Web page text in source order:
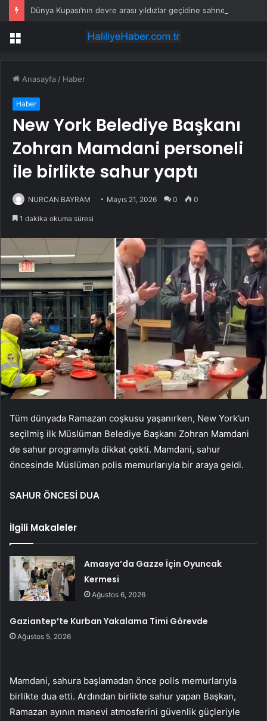
Dünya Kupası’nın devre arası yıldızlar geçidine sahne oldu
Menü
Anasayfa / Haber
Haber
New York Belediye Başkanı
Zohran Mamdani personeli
ile birlikte sahur yaptı
NURCAN BAYRAM Mayıs 21, 2026 0 0
1 dakika okuma süresi
Tüm dünyada Ramazan coşkusu yaşanırken, New York’un
seçilmiş ilk Müslüman Belediye Başkanı Zohran Mamdani
de sahur programıyla dikkat çekti. Mamdani, sahur
öncesinde Müslüman polis memurlarıyla bir araya geldi.
SAHUR ÖNCESİ DUA
İlgili Makaleler
Amasya’da Gazze İçin Oyuncak
Kermesi
Ağustos 6, 2026
Gaziantep’te Kurban Yakalama Timi Görevde
Ağustos 5, 2026
Mamdani, sahura başlamadan önce polis memurlarıyla
birlikte dua etti. Ardından birlikte sahur yapan Başkan,
Ramazan ayının manevi atmosferini güvenlik güçleriyle